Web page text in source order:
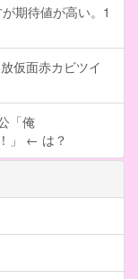
期待値が高い。1
仮面赤カビツイ
「俺
」 ← は？